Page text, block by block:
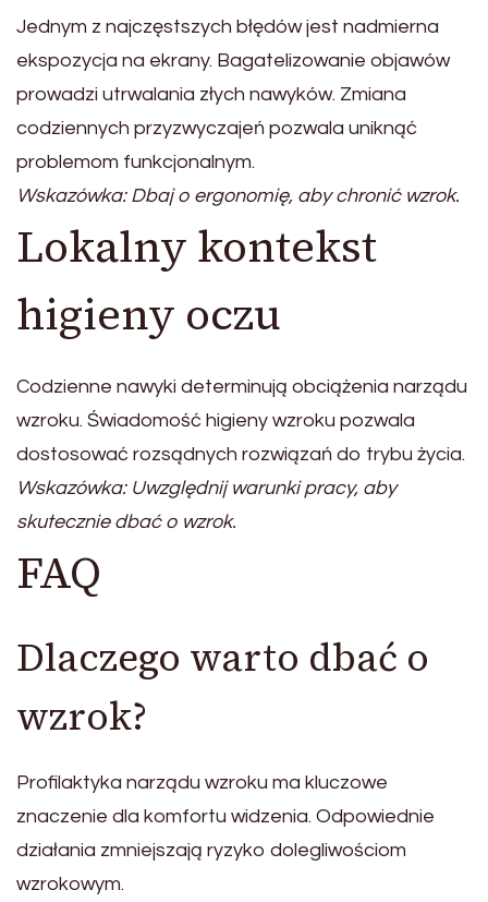
Jednym z najczęstszych błędów jest nadmierna
ekspozycja na ekrany. Bagatelizowanie objawów
prowadzi utrwalania złych nawyków. Zmiana
codziennych przyzwyczajeń pozwala uniknąć
problemom funkcjonalnym.
Wskazówka: Dbaj o ergonomię, aby chronić wzrok.
Lokalny kontekst
higieny oczu
Codzienne nawyki determinują obciążenia narządu
wzroku. Świadomość higieny wzroku pozwala
dostosować rozsądnych rozwiązań do trybu życia.
Wskazówka: Uwzględnij warunki pracy, aby
skutecznie dbać o wzrok.
FAQ
Dlaczego warto dbać o
wzrok?
Profilaktyka narządu wzroku ma kluczowe
znaczenie dla komfortu widzenia. Odpowiednie
działania zmniejszają ryzyko dolegliwościom
wzrokowym.